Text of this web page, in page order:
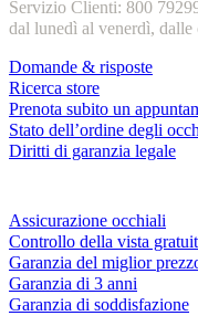
Servizio Clienti: 800
dal lunedì al venerdì, dalle
Domande & risposte
Ricerca store
Prenota subito un
Stato dell’ordine degli
Diritti di garanzia legale
Assicurazione occhiali
Controllo della vista
Garanzia del miglior
Garanzia di 3 anni
Garanzia di soddisfazione